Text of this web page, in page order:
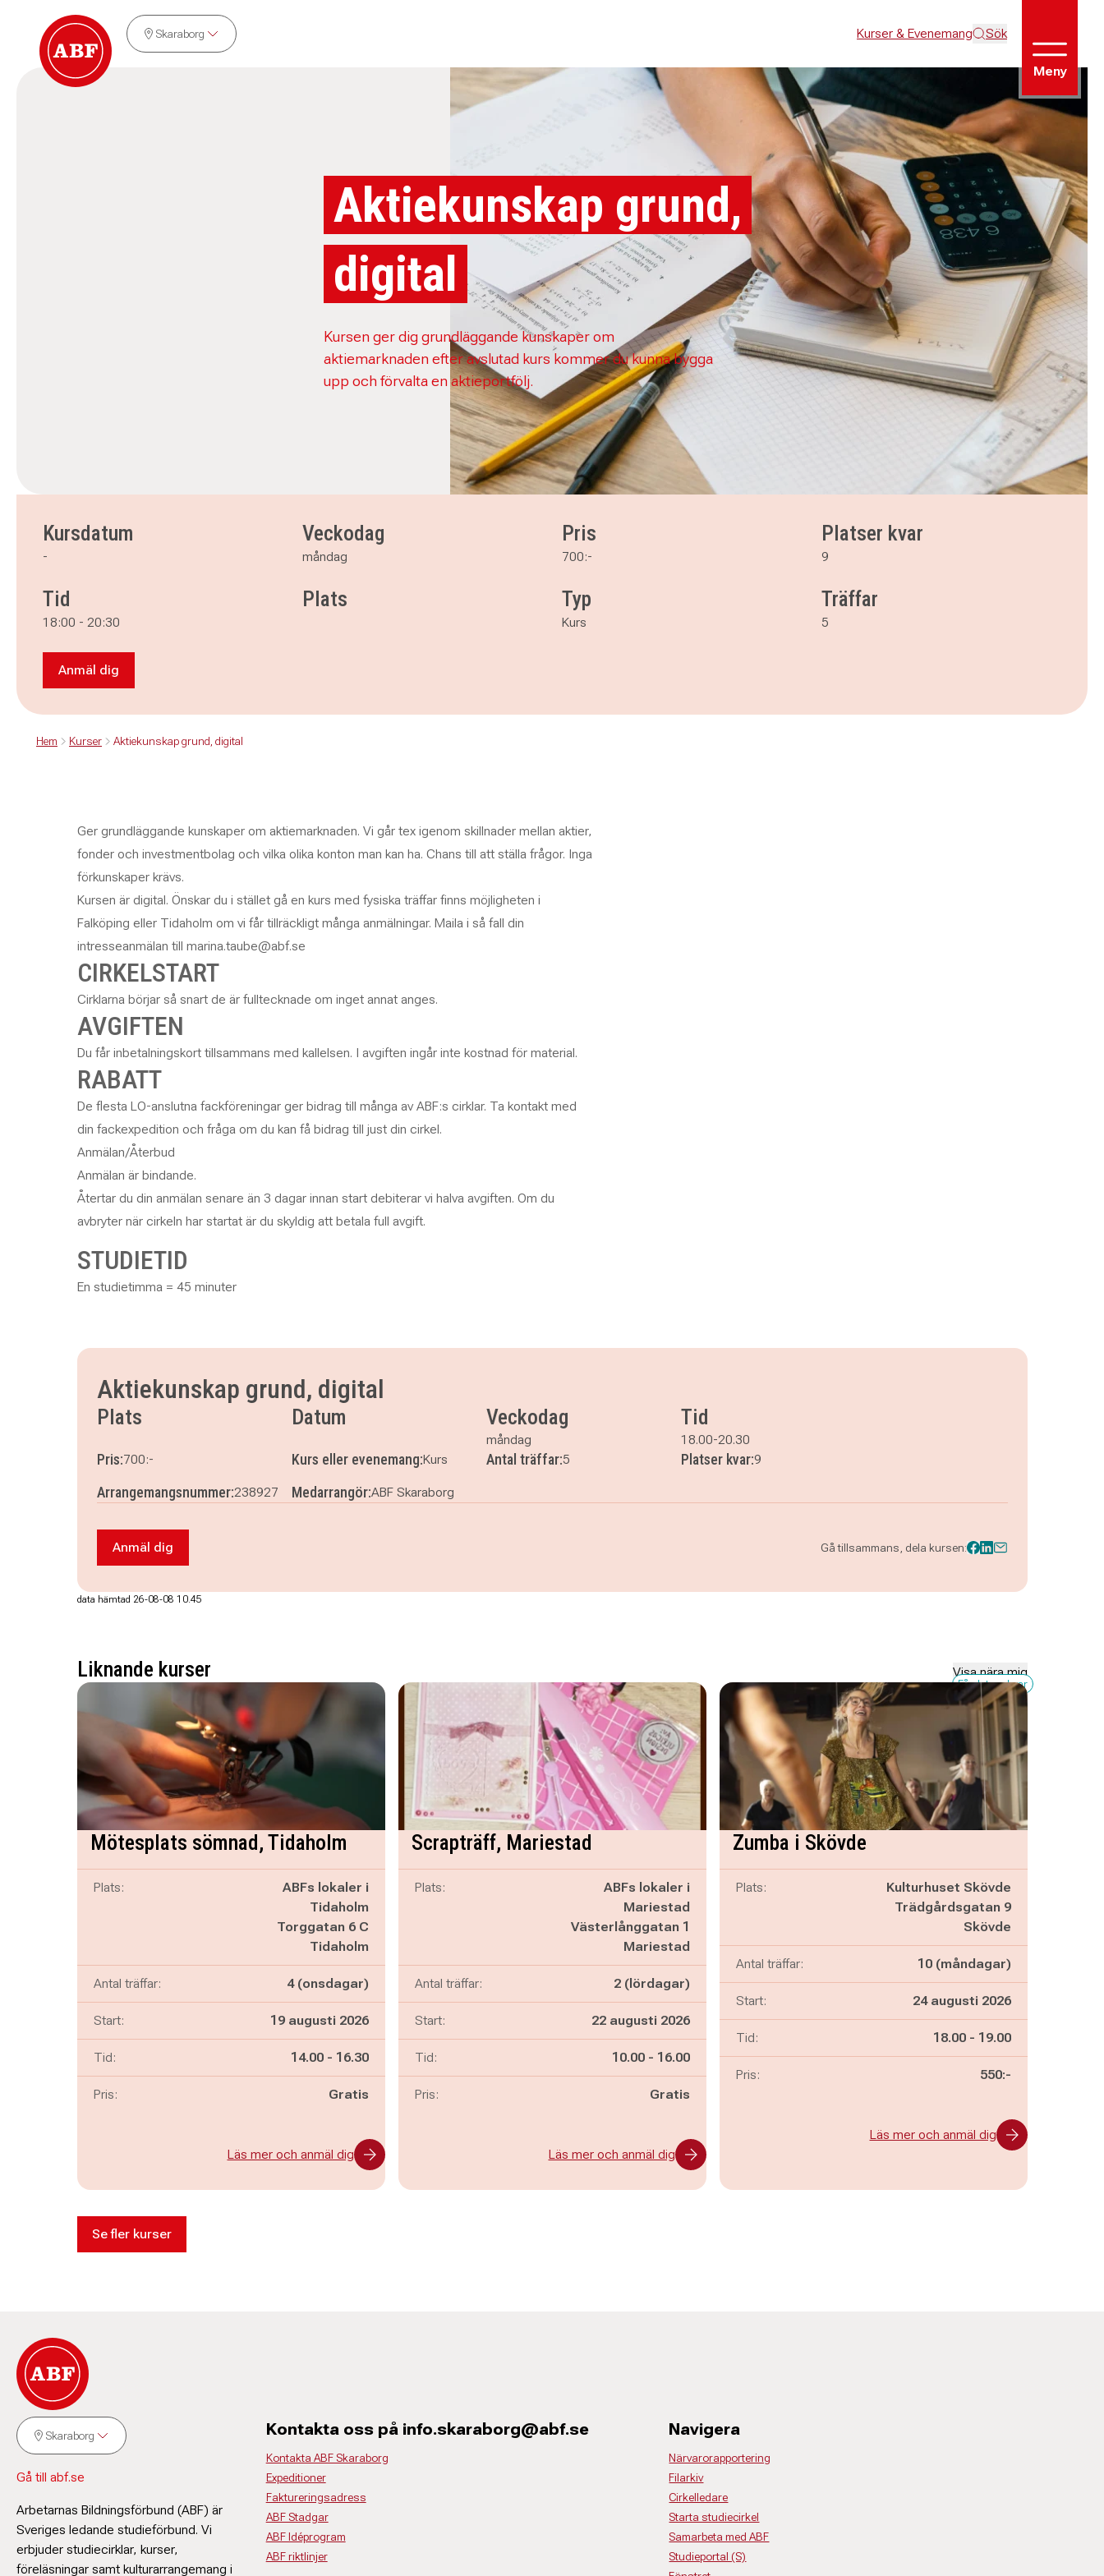
Skaraborg Kurser & Evenemang Sök
Meny
Aktiekunskap grund,
digital
Kursen ger dig grundläggande kunskaper om
aktiemarknaden efter avslutad kurs kommer du kunna bygga
upp och förvalta en aktieportfölj.
Kursdatum
-
Veckodag
måndag
Tid
18:00 - 20:30
Plats
Pris
700:-
Platser kvar
9
Typ
Kurs
Träffar
5
Anmäl dig till Aktiekunskap grund, digital
Anmäl dig
Hem Kurser Aktiekunskap grund, digital
Ger grundläggande kunskaper om aktiemarknaden. Vi går tex igenom skillnader mellan aktier,
fonder och investmentbolag och vilka olika konton man kan ha. Chans till att ställa frågor. Inga
förkunskaper krävs.
Kursen är digital. Önskar du i stället gå en kurs med fysiska träffar finns möjligheten i
Falköping eller Tidaholm om vi får tillräckligt många anmälningar. Maila i så fall din
intresseanmälan till marina.taube@abf.se
CIRKELSTART
Cirklarna börjar så snart de är fulltecknade om inget annat anges.
AVGIFTEN
Du får inbetalningskort tillsammans med kallelsen. I avgiften ingår inte kostnad för material.
RABATT
De flesta LO-anslutna fackföreningar ger bidrag till många av ABF:s cirklar. Ta kontakt med
din fackexpedition och fråga om du kan få bidrag till just din cirkel.
Anmälan/Återbud
Anmälan är bindande.
Återtar du din anmälan senare än 3 dagar innan start debiterar vi halva avgiften. Om du
avbryter när cirkeln har startat är du skyldig att betala full avgift.
STUDIETID
En studietimma = 45 minuter
Aktiekunskap grund, digital
Plats Datum Veckodag
måndag
Tid
18.00-20.30
Pris:700:- Kurs eller evenemang:Kurs Antal träffar:5 Platser kvar:9
Arrangemangsnummer:238927 Medarrangör:ABF Skaraborg
Anmäl dig till Aktiekunskap grund, digital
Anmäl dig Gå tillsammans, dela kursen:
data hämtad 26-08-08 10.45
Liknande kurser Visa nära mig
Mötesplats sömnad, Tidaholm
Plats:
ABFs lokaler i
Tidaholm
Torggatan 6 C
Tidaholm
Antal träffar: 4 (onsdagar)
Start: 19 augusti 2026
Tid: Pågår mellan
14.00 - och
16.30
Pris: Gratis
Läs mer och anmäl dig
Scrapträff, Mariestad
Plats:
ABFs lokaler i
Mariestad
Västerlånggatan 1
Mariestad
Antal träffar: 2 (lördagar)
Start: 22 augusti 2026
Tid: Pågår mellan
10.00 - och
16.00
Pris: Gratis
Läs mer och anmäl dig
Få platser kvar
Zumba i Skövde
Plats:
Kulturhuset Skövde
Trädgårdsgatan 9
Skövde
Antal träffar: 10 (måndagar)
Start: 24 augusti 2026
Tid: Pågår mellan
18.00 - och
19.00
Pris: 550:-
Läs mer och anmäl dig
Se fler kurser
Skaraborg
Gå till abf.se
Arbetarnas Bildningsförbund (ABF) är
Sveriges ledande studieförbund. Vi
erbjuder studiecirklar, kurser,
föreläsningar samt kulturarrangemang i
Kontakta oss på info.skaraborg@abf.se
Kontakta ABF Skaraborg
Expeditioner
Faktureringsadress
ABF Stadgar
ABF Idéprogram
ABF riktlinjer
Navigera
Närvarorapportering
Filarkiv
Cirkelledare
Starta studiecirkel
Samarbeta med ABF
Studieportal (S)